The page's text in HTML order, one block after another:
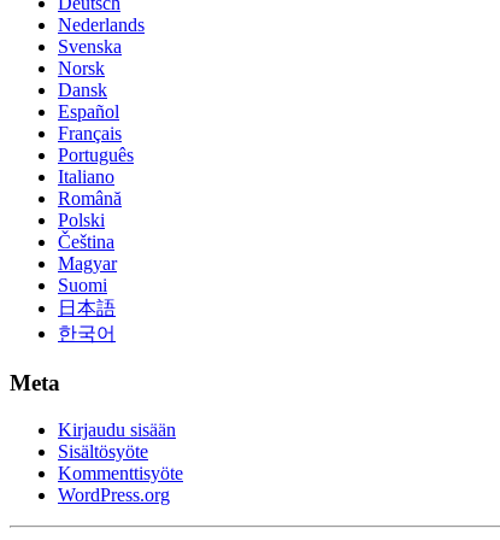
Nederlands
Svenska
Norsk
Dansk
Español
Français
Português
Italiano
Română
Polski
Čeština
Magyar
Suomi
日本語
한국어
Meta
Kirjaudu sisään
Sisältösyöte
Kommenttisyöte
WordPress.org